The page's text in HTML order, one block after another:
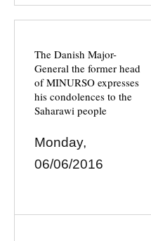
The Danish Major-
General the former head
of MINURSO expresses
his condolences to the
Saharawi people
Monday,
06/06/2016